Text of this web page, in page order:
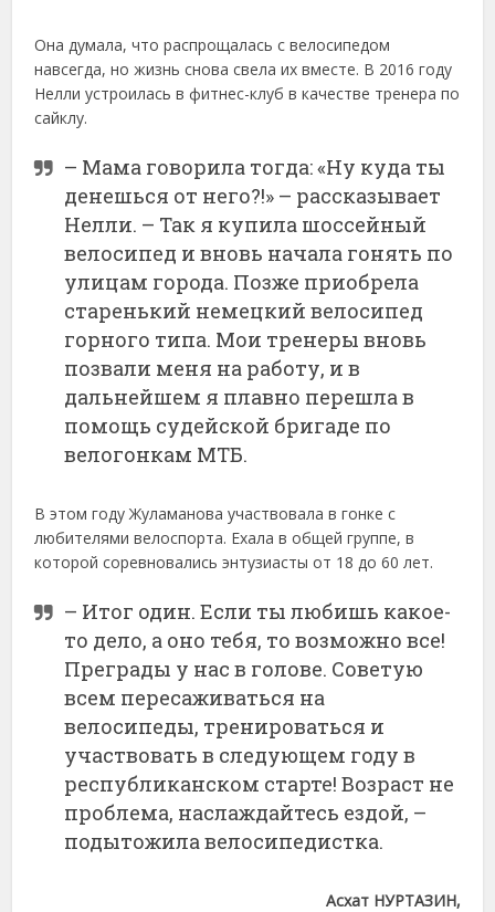
Она думала, что распрощалась с велосипедом
навсегда, но жизнь снова свела их вместе. В 2016 году
Нелли устроилась в фитнес-клуб в качестве тренера по
сайклу.
– Мама говорила тогда: «Ну куда ты
денешься от него?!» – рассказывает
Нелли. – Так я купила шоссейный
велосипед и вновь начала гонять по
улицам города. Позже приобрела
старенький немецкий велосипед
горного типа. Мои тренеры вновь
позвали меня на работу, и в
дальнейшем я плавно перешла в
помощь судейской бригаде по
велогонкам МТБ.
В этом году Жуламанова участвовала в гонке с
любителями велоспорта. Ехала в общей группе, в
которой соревновались энтузиасты от 18 до 60 лет.
– Итог один. Если ты любишь какое-
то дело, а оно тебя, то возможно все!
Преграды у нас в голове. Советую
всем пересаживаться на
велосипеды, тренироваться и
участвовать в следующем году в
республиканском старте! Возраст не
проблема, наслаждайтесь ездой, –
подытожила велосипедистка.
Асхат НУРТАЗИН,